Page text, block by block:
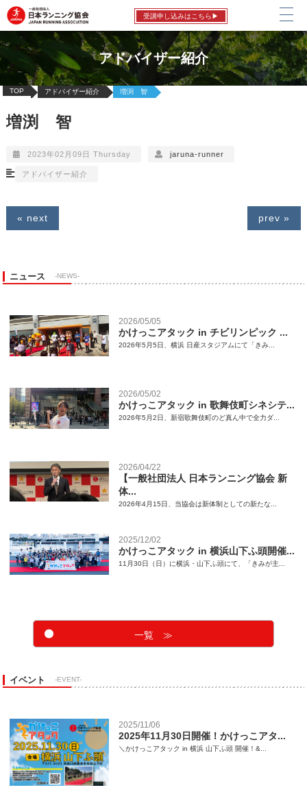
受講申し込みはこちら▶
アドバイザー紹介
TOP アドバイザー紹介 増渕 智
増渕 智
2023年02月09日 Thursday jaruna-runner
アドバイザー紹介
« next prev »
ニュース -NEWS-
2026/05/05
かけっこアタック in チビリンピック ...
2026年5月5日、横浜 日産スタジアムにて「きみ...
2026/05/02
かけっこアタック in 歌舞伎町シネシテ...
2026年5月2日、新宿歌舞伎町のど真ん中で全力ダ...
2026/04/22
【一般社団法人 日本ランニング協会 新
体...
2026年4月15日、当協会は新体制としての新たな...
2025/12/02
かけっこアタック in 横浜山下ふ頭開催...
11月30日（日）に横浜・山下ふ頭にて、「きみが主...
一覧 ≫
イベント -EVENT-
2025/11/06
2025年11月30日開催！かけっこアタ...
＼かけっこアタック in 横浜 山下ふ頭 開催！&...